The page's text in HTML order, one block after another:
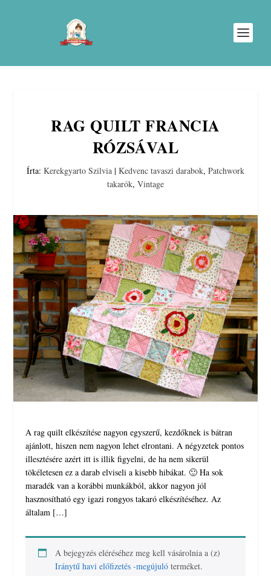
RAG QUILT FRANCIA
RÓZSÁVAL
Írta: Kerekgyarto Szilvia | Kedvenc tavaszi darabok, Patchwork
takarók, Vintage
A rag quilt elkészítése nagyon egyszerű, kezdőknek is bátran
ajánlott, hiszen nem nagyon lehet elrontani. A négyzetek pontos
illesztésére azért itt is illik figyelni, de ha nem sikerül
tökéletesen ez a darab elviseli a kisebb hibákat. 🙂 Ha sok
maradék van a korábbi munkákból, akkor nagyon jól
hasznosítható egy igazi rongyos takaró elkészítéséhez. Az
általam […]
A bejegyzés eléréséhez meg kell vásárolnia a (z)
Iránytű havi előfizetés -megújuló terméket.